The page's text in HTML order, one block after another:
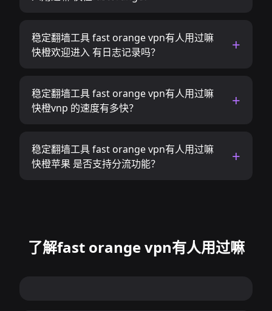
稳定翻墙工具 fast orange vpn有人用过嘛
快橙欢迎进入 有日志记录吗？
稳定翻墙工具 fast orange vpn有人用过嘛
快橙vnp 的速度有多快？
稳定翻墙工具 fast orange vpn有人用过嘛
快橙苹果 是否支持分流功能？
了解fast orange vpn有人用过嘛